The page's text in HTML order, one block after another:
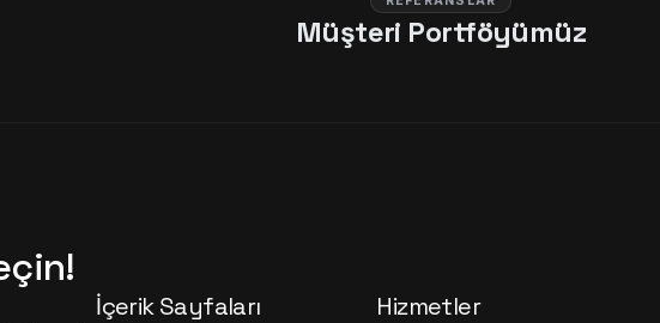
Müşteri Portföyümüz
İçerik Sayfaları Hizmetler